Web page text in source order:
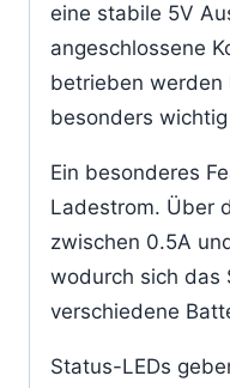
eine stabile 5V
angeschlossene
betrieben werden
besonders
Ein besonderes
Ladestrom. Über
zwischen 0.5A
wodurch sich das
verschiedene
Status-LEDs